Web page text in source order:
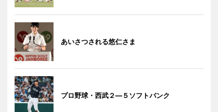
あいさつされる悠仁さま
プロ野球・西武２―５ソフトバンク